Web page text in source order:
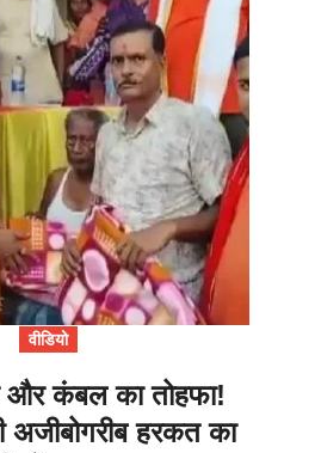
वीडियो
और कंबल का तोहफा!
अजीबोगरीब हरकत का